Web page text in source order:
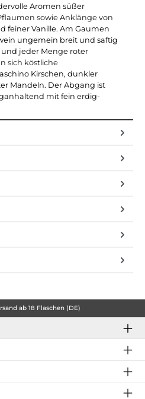
Aromen süßer
sowie Anklänge von
feiner Vanille. Am Gaumen
ungemein breit und saftig
jeder Menge roter
sich köstliche
Kirschen, dunkler
Mandeln. Der Abgang ist
mit fein erdig-
ab 18 Flaschen (DE)